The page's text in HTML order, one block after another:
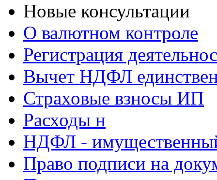
Новые консультации
О валютном контроле
Регистрация
Вычет НДФЛ
Страховые взносы ИП
Расходы н
НДФЛ -
Право подписи на